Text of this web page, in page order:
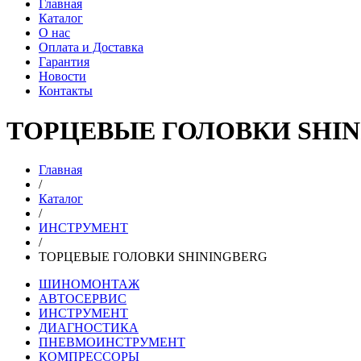
Главная
Каталог
О нас
Оплата и Доставка
Гарантия
Новости
Контакты
ТОРЦЕВЫЕ ГОЛОВКИ
Главная
/
Каталог
/
ИНСТРУМЕНТ
/
ТОРЦЕВЫЕ ГОЛОВКИ SHININGBERG
ШИНОМОНТАЖ
АВТОСЕРВИС
ИНСТРУМЕНТ
ДИАГНОСТИКА
ПНЕВМОИНСТРУМЕНТ
КОМПРЕССОРЫ